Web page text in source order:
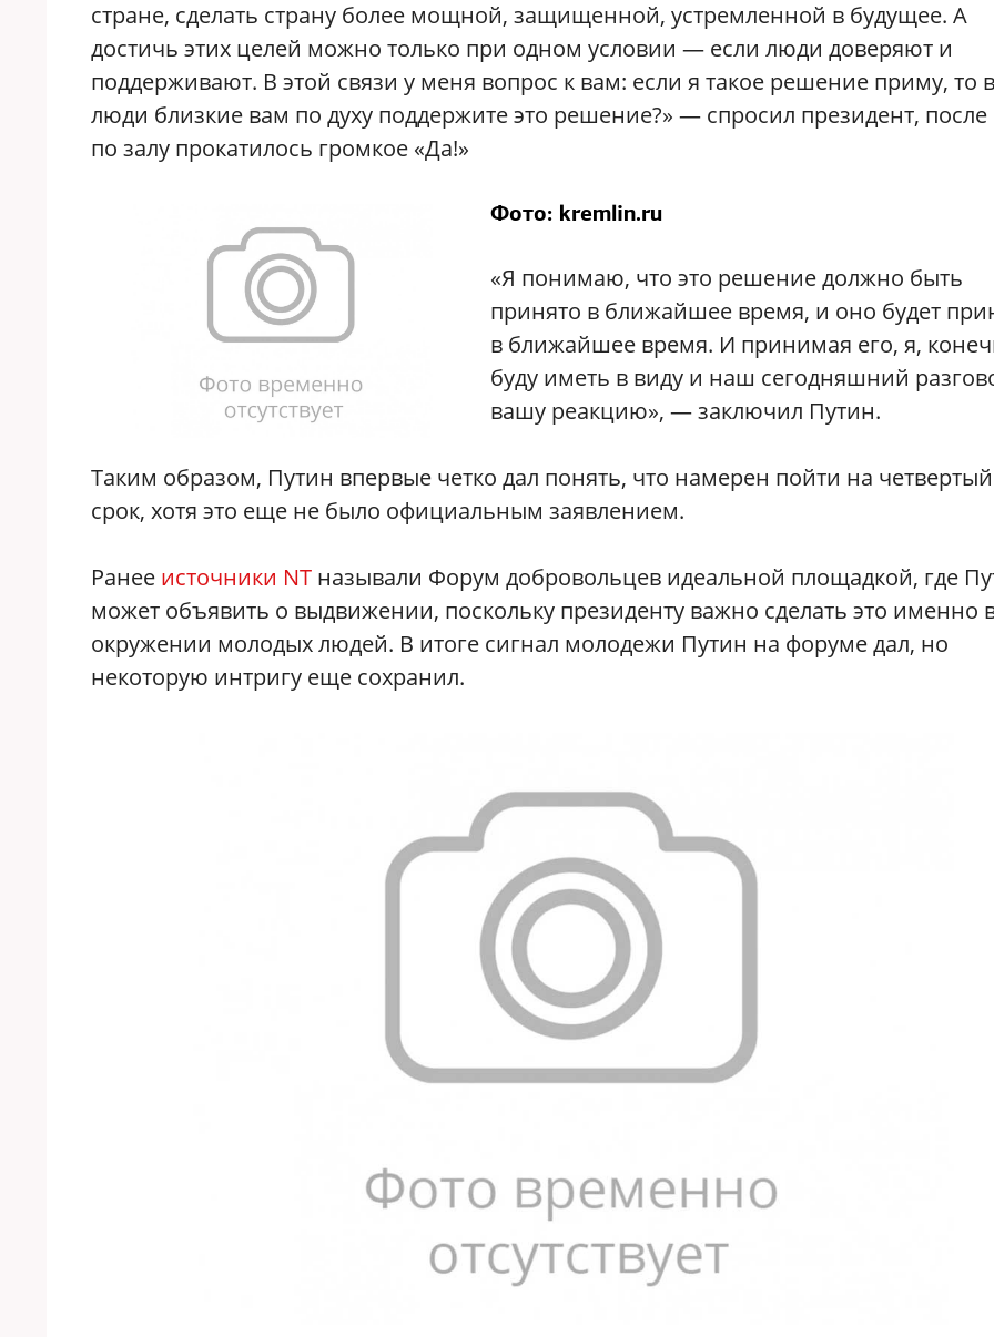
стране, сделать страну более мощной, защищенной, устремленной в будущее. А
достичь этих целей можно только при одном условии — если люди доверяют и
поддерживают. В этой связи у меня вопрос к вам: если я такое решение приму, то
люди близкие вам по духу поддержите это решение?» — спросил президент, после
по залу прокатилось громкое «Да!»
Фото: kremlin.ru
«Я понимаю, что это решение должно быть
принято в ближайшее время, и оно будет
в ближайшее время. И принимая его, я,
буду иметь в виду и наш сегодняшний
вашу реакцию», — заключил Путин.
Таким образом, Путин впервые четко дал понять, что намерен пойти на четвертый
срок, хотя это еще не было официальным заявлением.
Ранее источники NT называли Форум добровольцев идеальной площадкой, где
может объявить о выдвижении, поскольку президенту важно сделать это именно
окружении молодых людей. В итоге сигнал молодежи Путин на форуме дал, но
некоторую интригу еще сохранил.